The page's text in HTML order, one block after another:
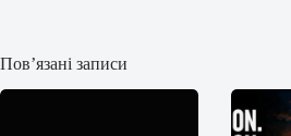
Пов’язані записи